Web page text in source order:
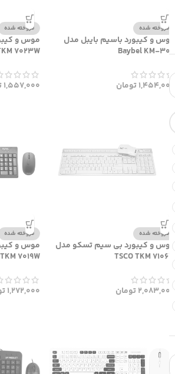
فروخته شده
موس و کیبورد باسیم بایبل مدل
Baybel KM-300
1,454,000تومان
فروخته شده
موس و
7023W
1,557,000
فروخته شده
موس و کیبورد بی سیم تسکو مدل
TSCO TKM 7106W
2,083,000تومان
فروخته شده
موس و
7019W
1,272,000